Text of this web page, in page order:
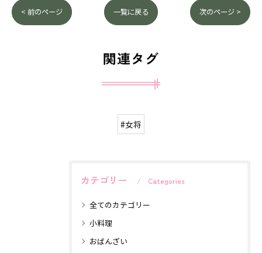
< 前のページ 一覧に戻る 次のページ >
関連タグ
#女将
カテゴリー Categories
全てのカテゴリー
小料理
おばんざい